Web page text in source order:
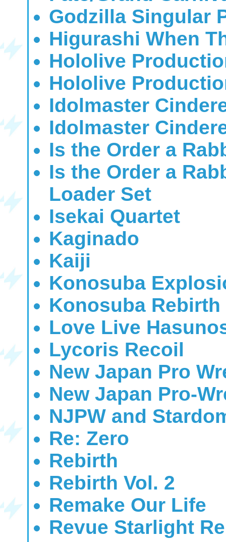
Godzilla Singular
Higurashi When
Hololive
Hololive
Idolmaster
Idolmaster
Is the Order a
Is the Order a
Loader Set
Isekai Quartet
Kaginado
Kaiji
Konosuba
Konosuba Rebirth
Love Live
Lycoris Recoil
New Japan Pro
New Japan Pro-
NJPW and
Re: Zero
Rebirth
Rebirth Vol. 2
Remake Our Life
Revue Starlight